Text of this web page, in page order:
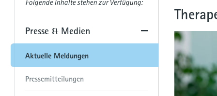
Presse & Medien
Aktuelle Meldungen
Pressemitteilungen